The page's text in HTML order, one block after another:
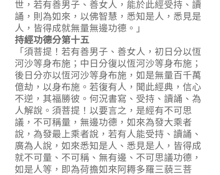
世，若有善男子、善女人，能於此經受持、讀
誦，則為如來，以佛智慧，悉知是人，悉見是
人，皆得成就無量無邊功德。」
持經功德分第十五
「須菩提！若有善男子、善女人，初日分以恆
河沙等身布施；中日分復以恆河沙等身布施；
後日分亦以恆河沙等身布施，如是無量百千萬
億劫，以身布施。若復有人，聞此經典，信心
不逆，其福勝彼。何況書寫、受持、讀誦、為
人解說。須菩提！以要言之，是經有不可思
議，不可稱量，無邊功德，如來為發大乘者
說，為發最上乘者說，若有人能受持、讀誦、
廣為人說，如來悉知是人、悉見是人，皆得成
就不可量、不可稱、無有邊、不可思議功德，
如是人等，即為荷擔如來阿耨多羅三藐三菩